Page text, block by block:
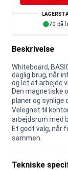
70 på
Beskrivelse
Whiteboard,
daglig brug, når
og let at arbejde
Den magnetiske
planer og synlige
Velegnet til
arbejdsrum med
Et godt valg, når
sammen.
Tekniske